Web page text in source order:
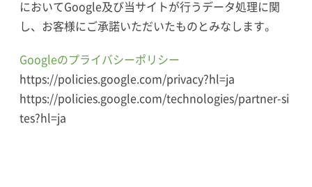
においてGoogle及び当サイトが行うデータ処理に関
し、お客様にご承諾いただいたものとみなします。
Googleのプライバシーポリシー
https://policies.google.com/privacy?hl=ja
https://policies.google.com/technologies/partner-si
tes?hl=ja